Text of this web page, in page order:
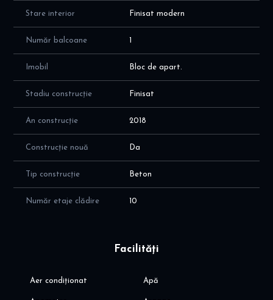
Stare interior Finisat modern
Număr balcoane 1
Imobil Bloc de apart.
Stadiu construcție Finisat
An construcție 2018
Construcție nouă Da
Tip construcție Beton
Număr etaje clădire 10
Facilități
Aer condiționat Apă